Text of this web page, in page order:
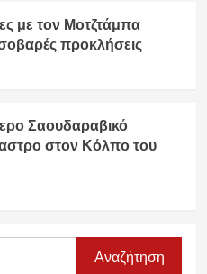
με τον Μοτζτάμπα
προκλήσεις
Σαουδαραβικό
στον Κόλπο του